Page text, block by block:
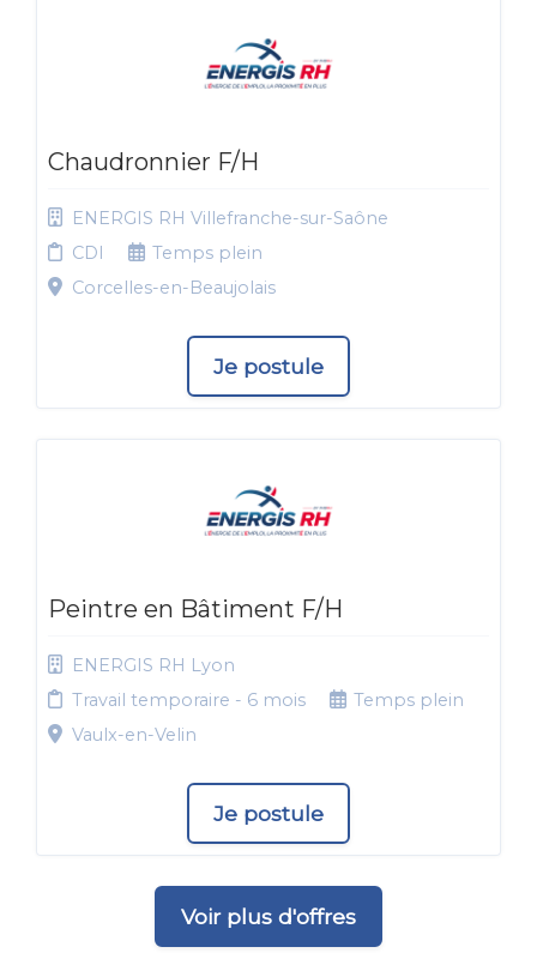
Chaudronnier F/H
ENERGIS RH Villefranche-sur-Saône
CDI
Temps plein
Corcelles-en-Beaujolais
Je postule
Peintre en Bâtiment F/H
ENERGIS RH Lyon
Travail temporaire - 6 mois
Temps plein
Vaulx-en-Velin
Je postule
Voir plus d'offres